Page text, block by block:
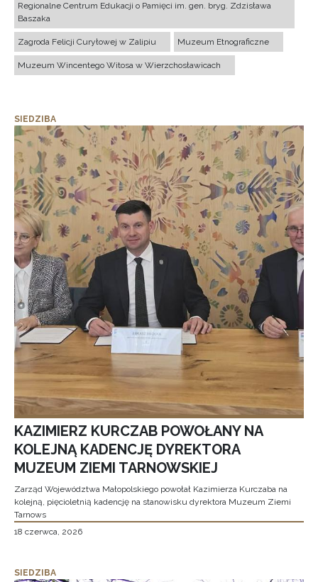
Regionalne Centrum Edukacji o Pamięci im. gen. bryg. Zdzisława
Baszaka
Zagroda Felicji Curyłowej w Zalipiu Muzeum Etnograficzne
Muzeum Wincentego Witosa w Wierzchosławicach
SIEDZIBA
KAZIMIERZ KURCZAB POWOŁANY NA
KOLEJNĄ KADENCJĘ DYREKTORA
MUZEUM ZIEMI TARNOWSKIEJ
Zarząd Województwa Małopolskiego powołał Kazimierza Kurczaba na
kolejną, pięcioletnią kadencję na stanowisku dyrektora Muzeum Ziemi
Tarnows
18 czerwca, 2026
SIEDZIBA